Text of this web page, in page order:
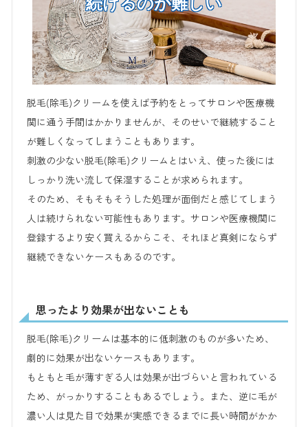
脱毛(除毛)クリームを使えば予約をとってサロンや医療機
関に通う手間はかかりませんが、そのせいで継続すること
が難しくなってしまうこともあります。
刺激の少ない脱毛(除毛)クリームとはいえ、使った後には
しっかり洗い流して保湿することが求められます。
そのため、そもそもそうした処理が面倒だと感じてしまう
人は続けられない可能性もあります。サロンや医療機関に
登録するより安く買えるからこそ、それほど真剣にならず
継続できないケースもあるのです。
思ったより効果が出ないことも
脱毛(除毛)クリームは基本的に低刺激のものが多いため、
劇的に効果が出ないケースもあります。
もともと毛が薄すぎる人は効果が出づらいと言われている
ため、がっかりすることもあるでしょう。また、逆に毛が
濃い人は見た目で効果が実感できるまでに長い時間がかか